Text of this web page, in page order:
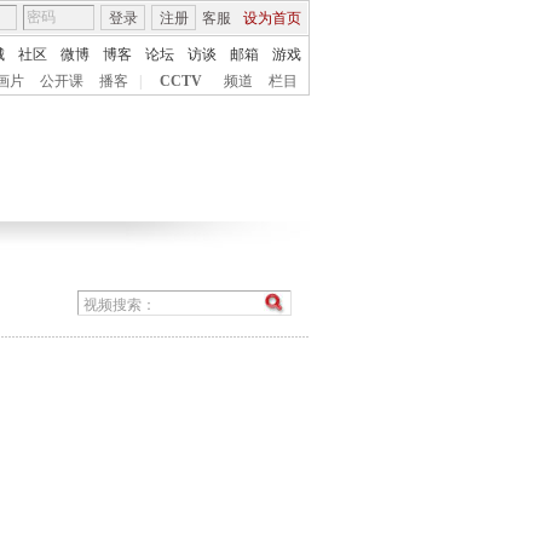
客服 设为首页
登录 注册
社区 微博 博客 论坛 访谈 邮箱
游戏
片
公开课 播客 CCTV 频道 栏目